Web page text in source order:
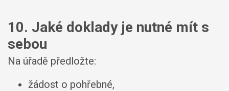
10. Jaké doklady je nutné mít s
sebou
Na úřadě předložte:
žádost o pohřebné,